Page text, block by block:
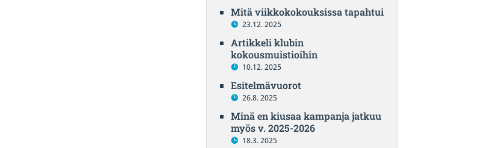
Mitä viikkokokouksissa tapahtui
23.12. 2025
Artikkeli klubin
kokousmuistioihin
10.12. 2025
Esitelmävuorot
26.8. 2025
Minä en kiusaa kampanja jatkuu
myös v. 2025-2026
18.3. 2025